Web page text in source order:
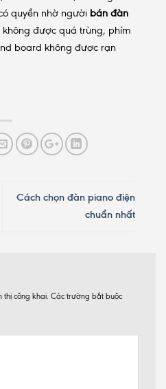
quyền nhờ người bán đàn
được quá trùng, phím
board không được rạn
Cách chọn đàn piano điện
chuẩn nhất
thị công khai. Các trường bắt buộc